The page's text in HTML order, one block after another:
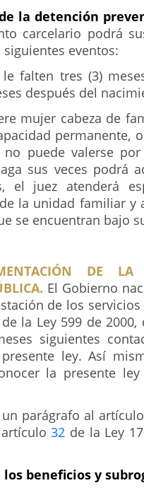
la detención
carcelario podrá
eventos:
falten tres (3)
después del
mujer cabeza de
permanente,
puede valerse
sus veces podrá
el juez atenderá
la unidad familiar y
se encuentran bajo
DE LA
El Gobierno
de los
de la Ley 599 de
siguientes
ley. Así
la presente
un parágrafo al
artículo32 de la Ley
los beneficios y